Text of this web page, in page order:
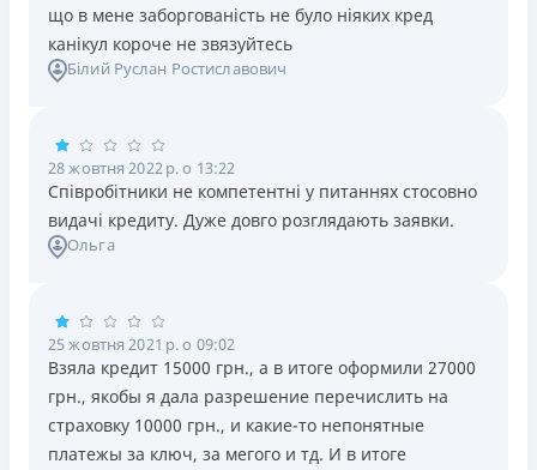
що в мене заборгованість не було ніяких кред
канікул короче не звязуйтесь
Білий Руслан Ростиславович
28 жовтня 2022 р. о 13:22
Співробітники не компетентні у питаннях стосовно
видачі кредиту. Дуже довго розглядають заявки.
Ольга
25 жовтня 2021 р. о 09:02
Взяла кредит 15000 грн., а в итоге оформили 27000
грн., якобы я дала разрешение перечислить на
страховку 10000 грн., и какие-то непонятные
платежы за ключ, за мегого и тд. И в итоге